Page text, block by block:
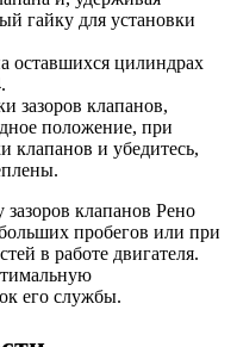
гайку для установки
оставшихся цилиндрах
зазоров клапанов,
положение, при
клапанов и убедитесь,
зазоров клапанов Рено
пробегов или при
в работе двигателя.
его службы.